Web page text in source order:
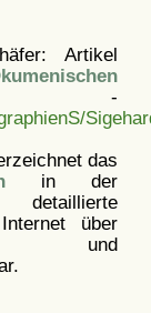
Artikel
das
in der
detaillierte
über